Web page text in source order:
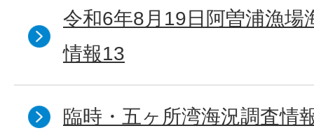
令和6年8月19日阿曽浦漁場
情報13
臨時・五ヶ所湾海況調査情